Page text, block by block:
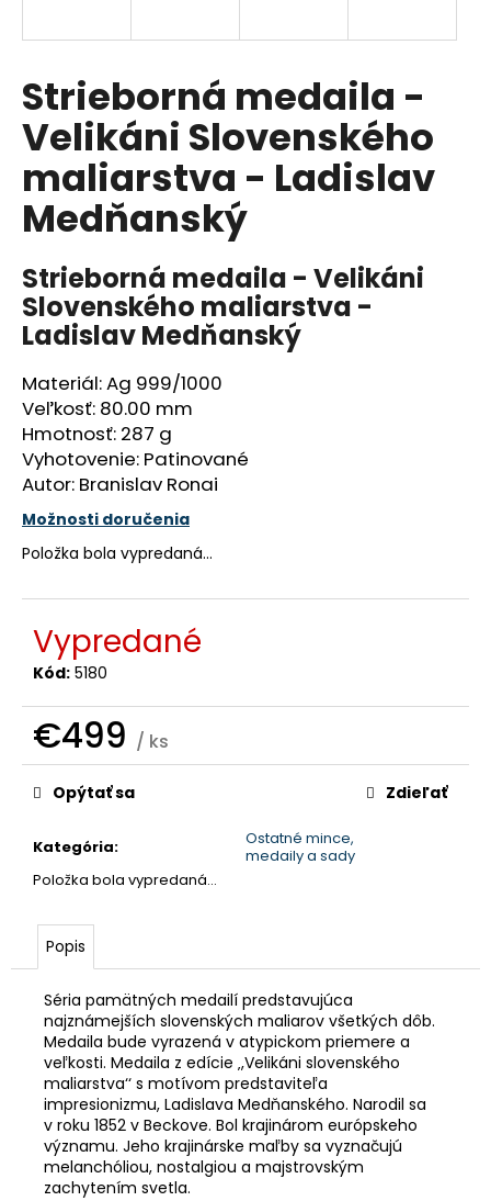
Strieborná medaila -
Velikáni Slovenského
maliarstva - Ladislav
Medňanský
Strieborná medaila - Velikáni
Slovenského maliarstva -
Ladislav Medňanský
Materiál:Ag 999/1000
Veľkosť: 80.00 mm
Hmotnosť: 287 g
Vyhotovenie: Patinované
Autor: Branislav Ronai
Možnosti doručenia
Položka bola vypredaná…
Vypredané
Kód: 5180
€499 / ks
Jednotková
cena:
Kategória:
Ostatné mince,
medaily a sady
Položka bola vypredaná…
Opýtať sa Zdieľať
Popis
Séria pamätných medailí predstavujúca
najznámejších slovenských maliarov všetkých dôb.
Medaila bude vyrazená v atypickom priemere a
veľkosti. Medaila z edície ‚,Velikáni slovenského
maliarstva‘‘ s motívom predstaviteľa
impresionizmu, Ladislava Medňanského. Narodil sa
v roku 1852 v Beckove. Bol krajinárom európskeho
významu. Jeho krajinárske maľby sa vyznačujú
melanchóliou, nostalgiou a majstrovským
zachytením svetla.
s
ť
?
O
d
p
o
r
ú
č
a
m
e